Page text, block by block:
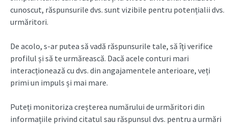
cunoscut, răspunsurile dvs. sunt vizibile pentru potențialii dvs.
urmăritori.
De acolo, s-ar putea să vadă răspunsurile tale, să îți verifice
profilul și să te urmărească. Dacă acele conturi mari
interacționează cu dvs. din angajamentele anterioare, veți
primi un impuls și mai mare.
Puteți monitoriza creșterea numărului de urmăritori din
informațiile privind citatul sau răspunsul dvs. pentru a urmări